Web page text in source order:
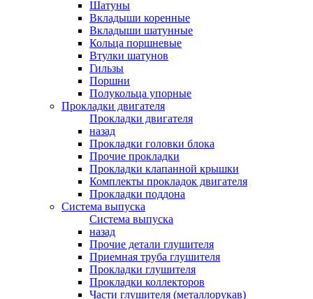
Шатуны
Вкладыши коренные
Вкладыши шатунные
Кольца поршневые
Втулки шатунов
Гильзы
Поршни
Полукольца упорные
Прокладки двигателя
Прокладки двигателя
назад
Прокладки головки блока
Прочие прокладки
Прокладки клапанной крышки
Комплекты прокладок двигателя
Прокладки поддона
Система выпуска
Система выпуска
назад
Прочие детали глушителя
Приемная труба глушителя
Прокладки глушителя
Прокладки коллекторов
Части глушителя (металлорукав)